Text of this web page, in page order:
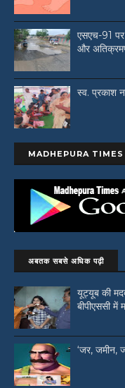
एसएच-91 पर
और
स्व. प्रकाश
MADHEPURA TIMES
अबतक सबसे अधिक पढ़ी
यूट्यूब की
बीपीएससी में
‘जर, जमीन,